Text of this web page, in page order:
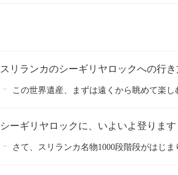
スリランカのシーギリヤロックへの行き
この世界遺産、まずは遠くから眺めて楽し
シーギリヤロックに、いよいよ登ります
さて、スリランカ名物1000段階段がはじま